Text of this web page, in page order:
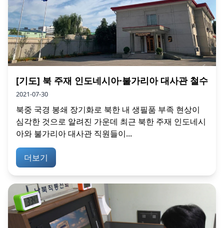
[기도] 북 주재 인도네시아·불가리아 대사관 철수
2021-07-30
북중 국경 봉쇄 장기화로 북한 내 생필품 부족 현상이
심각한 것으로 알려진 가운데 최근 북한 주재 인도네시
아와 불가리아 대사관 직원들이...
더보기